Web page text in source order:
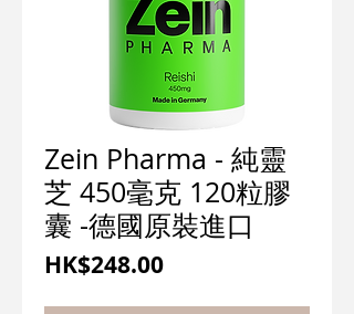
Zein Pharma - 純靈
芝 450毫克 120粒膠
囊 -德國原裝進口
HK$248.00價